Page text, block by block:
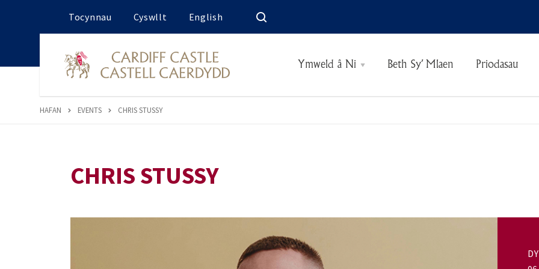
Tocynnau Cyswllt English
Ymweld â Ni Beth Sy’ Mlaen Priodasau
HAFAN EVENTS CHRIS STUSSY
CHRIS STUSSY